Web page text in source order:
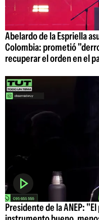
Abelardo de la Espriella
Colombia: prometió
recuperar el orden en el
Presidente de la ANEP: